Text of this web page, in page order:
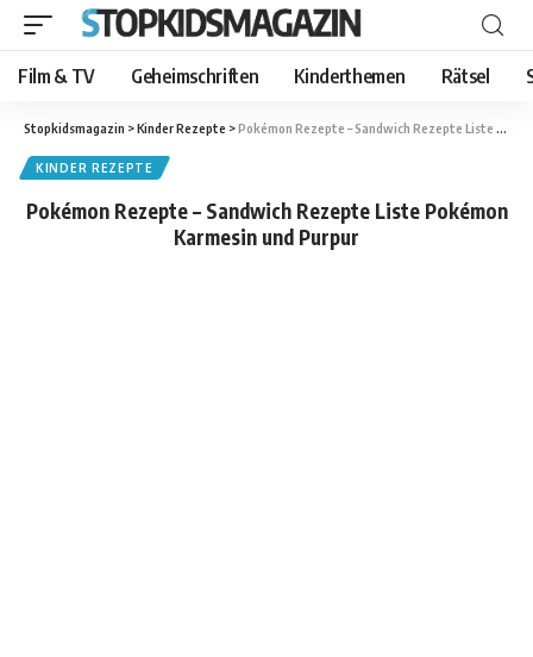
Film & TV Geheimschriften Kinderthemen Rätsel
Stopkidsmagazin >Kinder Rezepte >Pokémon Rezepte – Sandwich Rezepte Liste Pokémon Karmesin und Purpur
KINDER REZEPTE
Pokémon Rezepte – Sandwich Rezepte Liste Pokémon
Karmesin und Purpur